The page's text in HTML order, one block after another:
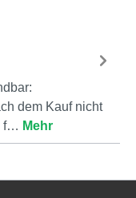
dem Kauf nicht
f… Mehr